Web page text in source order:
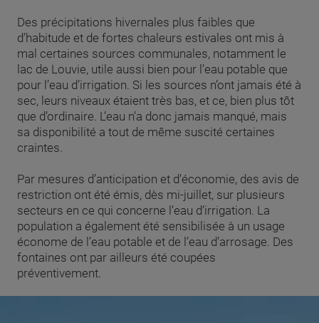
Des précipitations hivernales plus faibles que
d’habitude et de fortes chaleurs estivales ont mis à
mal certaines sources communales, notamment le
lac de Louvie, utile aussi bien pour l’eau potable que
pour l’eau d’irrigation. Si les sources n’ont jamais été à
sec, leurs niveaux étaient très bas, et ce, bien plus tôt
que d’ordinaire. L’eau n’a donc jamais manqué, mais
sa disponibilité a tout de même suscité certaines
craintes.
Par mesures d’anticipation et d’économie, des avis de
restriction ont été émis, dès mi-juillet, sur plusieurs
secteurs en ce qui concerne l’eau d’irrigation. La
population a également été sensibilisée à un usage
économe de l’eau potable et de l’eau d’arrosage. Des
fontaines ont par ailleurs été coupées
préventivement.